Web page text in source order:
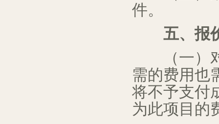
件。
五、报
（一）对
需的费用也
将不予支付
为此项目的